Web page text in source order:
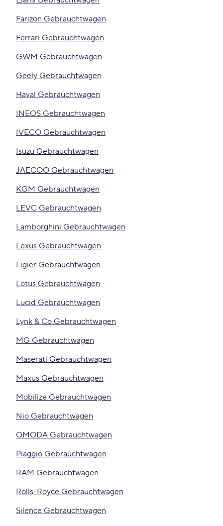
Farizon Gebrauchtwagen
Ferrari Gebrauchtwagen
GWM Gebrauchtwagen
Geely Gebrauchtwagen
Haval Gebrauchtwagen
INEOS Gebrauchtwagen
IVECO Gebrauchtwagen
Isuzu Gebrauchtwagen
JAECOO Gebrauchtwagen
KGM Gebrauchtwagen
LEVC Gebrauchtwagen
Lamborghini Gebrauchtwagen
Lexus Gebrauchtwagen
Ligier Gebrauchtwagen
Lotus Gebrauchtwagen
Lucid Gebrauchtwagen
Lynk & Co Gebrauchtwagen
MG Gebrauchtwagen
Maserati Gebrauchtwagen
Maxus Gebrauchtwagen
Mobilize Gebrauchtwagen
Nio Gebrauchtwagen
OMODA Gebrauchtwagen
Piaggio Gebrauchtwagen
RAM Gebrauchtwagen
Rolls-Royce Gebrauchtwagen
Silence Gebrauchtwagen